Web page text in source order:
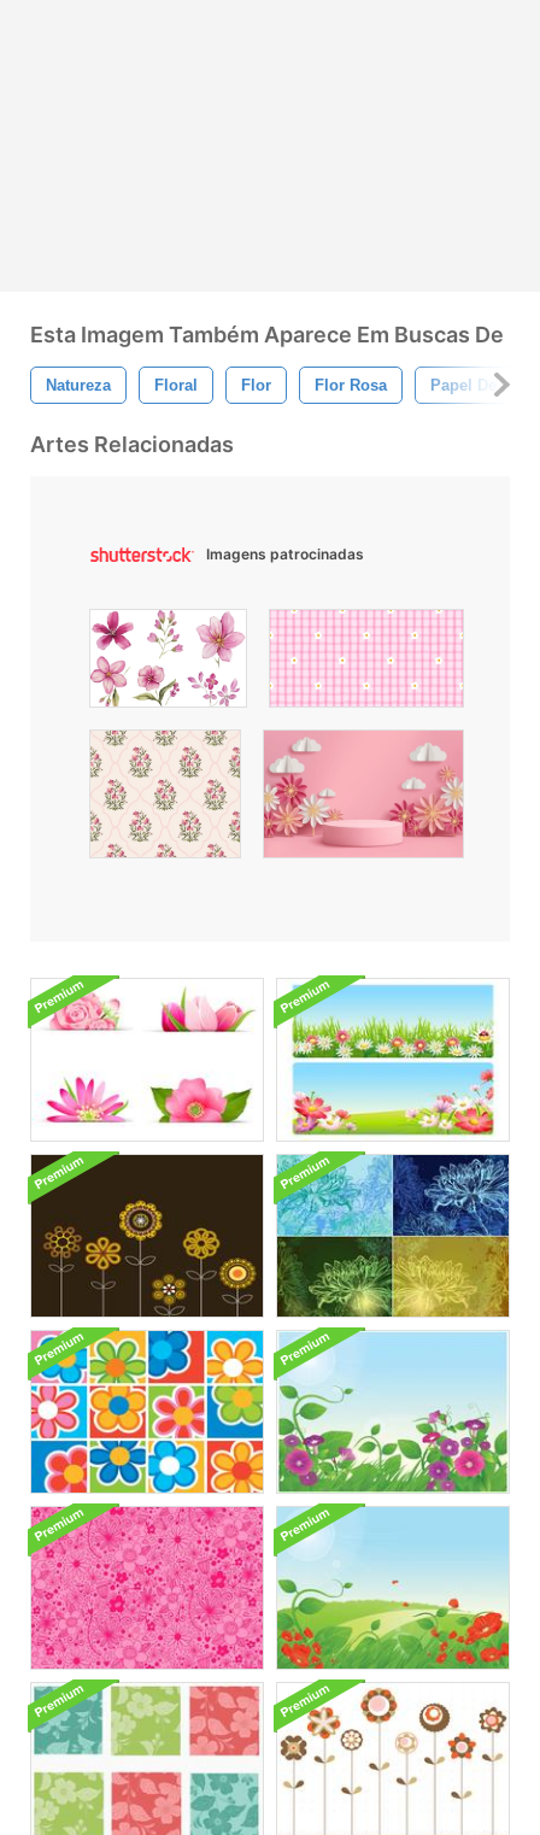
Esta Imagem Também Aparece Em Buscas De
Natureza Floral Flor Flor Rosa Papel De
Artes Relacionadas
Imagens patrocinadas